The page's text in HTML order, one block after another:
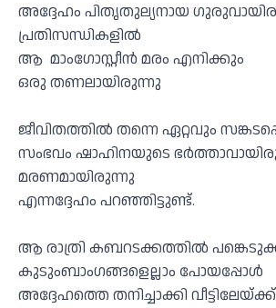
അദ്ദേഹം പിതൃതുല്യനായ
പ്രതിസന്ധികളിൽ
ആ മാംഗോസ്റ്റീൻ മരം എനിക്കും
ഒരു തണലായിരുന്നു
ജീവിതത്തിൽ തന്നെ ഏറ്റവും
സംഭവം ഷാഹിനയുടെ
മരണമായിരുന്നു
എന്നദ്ദേഹം പറഞ്ഞിട്ടുണ്ട്.
ആ രാത്രി കബറടക്കത്തിൽ
കുടുംബാംഗങ്ങളെല്ലാം പോയപ്പോൾ
അദ്ദേഹത്തെ തനിച്ചാക്കി വീട്ടിലേയ്ക്ക്